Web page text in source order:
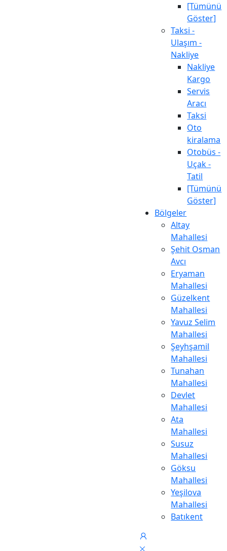
[Tümünü
Göster]
Taksi -
Ulaşım -
Nakliye
Nakliye
Kargo
Servis
Aracı
Taksi
Oto
kiralama
Otobüs -
Uçak -
Tatil
[Tümünü
Göster]
Bölgeler
Altay
Mahallesi
Şehit Osman
Avcı
Eryaman
Mahallesi
Güzelkent
Mahallesi
Yavuz Selim
Mahallesi
Şeyhşamil
Mahallesi
Tunahan
Mahallesi
Devlet
Mahallesi
Ata
Mahallesi
Susuz
Mahallesi
Göksu
Mahallesi
Yeşilova
Mahallesi
Batıkent